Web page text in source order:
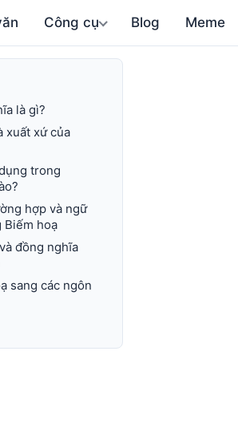
Công cụ Blog Meme
là gì?
xuất xứ của
trong
hợp và ngữ
Biếm hoạ
đồng nghĩa
sang các ngôn